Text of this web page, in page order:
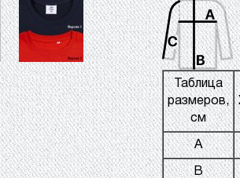
Таблица
размеров,
см
A
B